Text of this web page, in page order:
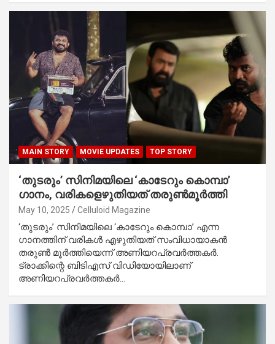
MAIN STORY MOVIE UPDATES TOP STORY
‘തുടരും’ സിനിമയിലെ ‘കാടേറും കൊമ്പാ’
ഗാനം, വരികളെഴുതിയത് തരുൺമൂർത്തി
May 10, 2025 Celluloid Magazine
‘തുടരും’ സിനിമയിലെ ‘കാടേറും കൊമ്പാ’ എന്ന
ഗാനത്തിന് വരികൾ എഴുതിയത് സംവിധായാകൻ
തരുൺ മൂർത്തിയെന്ന് അണിയറപ്രവർത്തകർ.
ട്രാക്കിന്റെ ബിടിഎസ് വിഡിയോയിലാണ്
അണിയറപ്രവർത്തകർ…